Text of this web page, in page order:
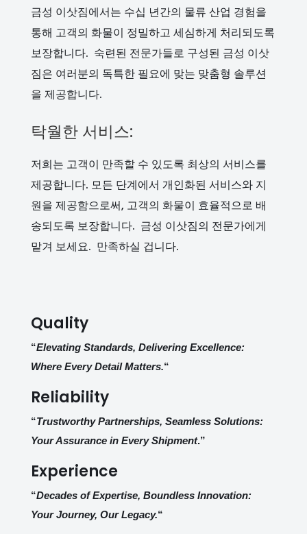
금성 이삿짐에서는 수십 년간의 물류 산업 경험을
통해 고객의 화물이 정밀하고 세심하게 처리되도록
보장합니다. 숙련된 전문가들로 구성된 금성 이삿
짐은 여러분의 독특한 필요에 맞는 맞춤형 솔루션
을 제공합니다.
탁월한 서비스:
저희는 고객이 만족할 수 있도록 최상의 서비스를
제공합니다. 모든 단계에서 개인화된 서비스와 지
원을 제공함으로써, 고객의 화물이 효율적으로 배
송되도록 보장합니다. 금성 이삿짐의 전문가에게
맡겨 보세요. 만족하실 겁니다.
Quality
“Elevating Standards, Delivering Excellence:
Where Every Detail Matters.“
Reliability
“Trustworthy Partnerships, Seamless Solutions:
Your Assurance in Every Shipment.”
Experience
“Decades of Expertise, Boundless Innovation:
Your Journey, Our Legacy.“